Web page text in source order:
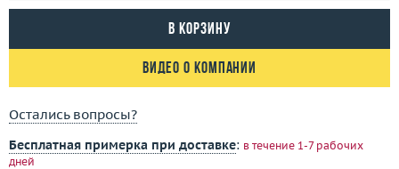
В корзину
Видео о компании
Остались вопросы?
Бесплатная примерка при доставке: в течение 1-7 рабочих
дней